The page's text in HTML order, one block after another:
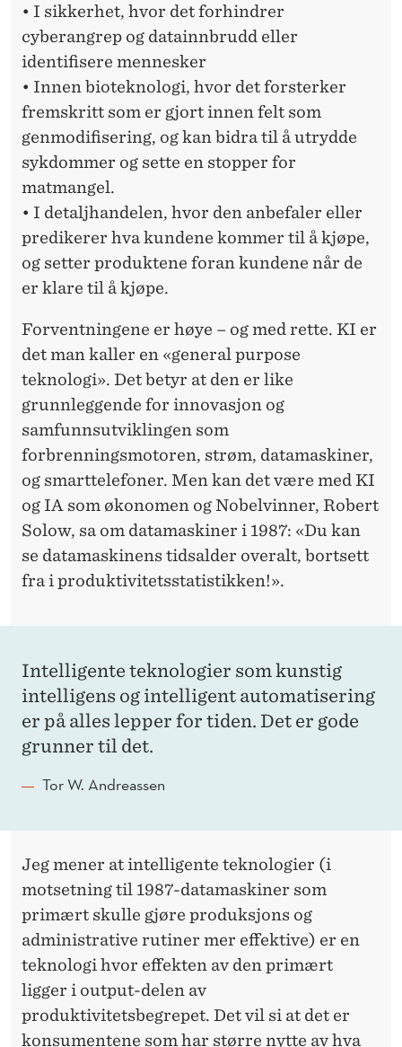
• I sikkerhet, hvor det forhindrer
cyberangrep og datainnbrudd eller
identifisere mennesker
• Innen bioteknologi, hvor det forsterker
fremskritt som er gjort innen felt som
genmodifisering, og kan bidra til å utrydde
sykdommer og sette en stopper for
matmangel.
• I detaljhandelen, hvor den anbefaler eller
predikerer hva kundene kommer til å kjøpe,
og setter produktene foran kundene når de
er klare til å kjøpe.
Forventningene er høye – og med rette. KI er
det man kaller en «general purpose
teknologi». Det betyr at den er like
grunnleggende for innovasjon og
samfunnsutviklingen som
forbrenningsmotoren, strøm, datamaskiner,
og smarttelefoner. Men kan det være med KI
og IA som økonomen og Nobelvinner, Robert
Solow, sa om datamaskiner i 1987: «Du kan
se datamaskinens tidsalder overalt, bortsett
fra i produktivitetsstatistikken!».
Intelligente teknologier som kunstig
intelligens og intelligent automatisering
er på alles lepper for tiden. Det er gode
grunner til det.
Tor W. Andreassen
Jeg mener at intelligente teknologier (i
motsetning til 1987-datamaskiner som
primært skulle gjøre produksjons og
administrative rutiner mer effektive) er en
teknologi hvor effekten av den primært
ligger i output-delen av
produktivitetsbegrepet. Det vil si at det er
konsumentene som har større nytte av hva